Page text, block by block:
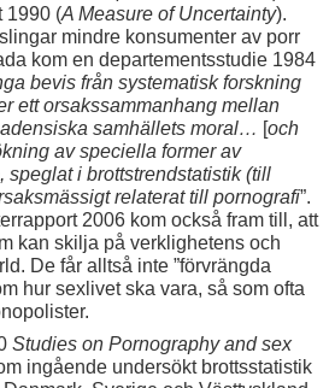
1990 (A Measure of Uncertainty).
mindre konsumenter av porr
kom en departementsstudie 1984
bevis från systematisk forskning
ett orsakssammanhang mellan
samhällets moral… [och
av speciella former av
speglat i brottstrendstatistik (till
relaterat till pornografi”.
2006 kom också fram till, att
kan skilja på verklighetens och
De får alltså inte ”förvrängda
hur sexlivet ska vara, så som ofta
Studies on Pornography and sex
ingående undersökt brottsstatistik